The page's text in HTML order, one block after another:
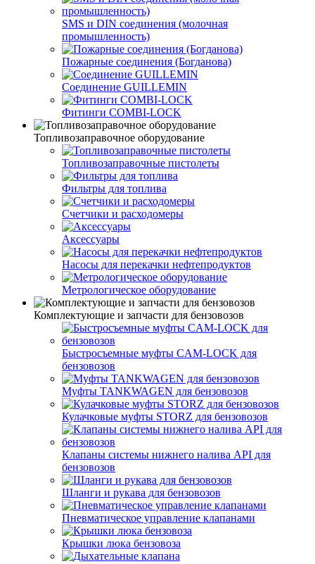
SMS и DIN соединения (молочная
промышленность)
Пожарные соединения (Богданова)
Соединение GUILLEMIN
Фитинги СOMBI-LOCK
Топливозаправочное оборудование
Топливозаправочные пистолеты
Фильтры для топлива
Счетчики и расходомеры
Аксессуары
Насосы для перекачки нефтепродуктов
Метрологическое оборудование
Комплектующие и запчасти для бензовозов
Быстросъемные муфты CAM-LOCK для
бензовозов
Муфты TANKWAGEN для бензовозов
Кулачковые муфты STORZ для бензовозов
Клапаны системы нижнего налива API для
бензовозов
Шланги и рукава для бензовозов
Пневматическое управление клапанами
Крышки люка бензовоза